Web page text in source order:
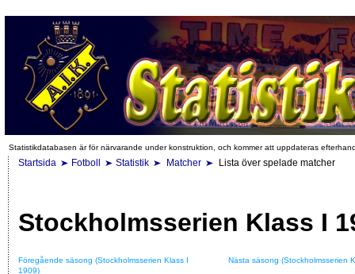
Statistikdatabasen är för närvarande under konstruktion, och kommer att uppdateras
Startsida Fotboll Statistik Matcher Lista över spelade matcher
Stockholmsserien Klass I
Föregående säsong (Stockholmsserien Klass I
1909)
Nästa säsong (Stockholmsserien